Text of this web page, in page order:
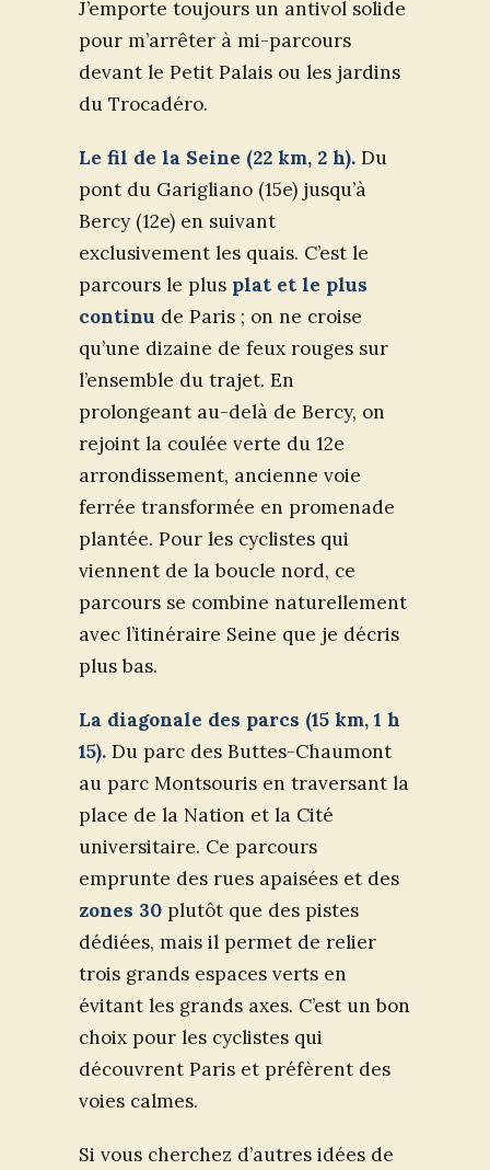
J’emporte toujours un antivol solide
pour m’arrêter à mi-parcours
devant le Petit Palais ou les jardins
du Trocadéro.
Le fil de la Seine (22 km, 2 h). Du
pont du Garigliano (15e) jusqu’à
Bercy (12e) en suivant
exclusivement les quais. C’est le
parcours le plus plat et le plus
continu de Paris ; on ne croise
qu’une dizaine de feux rouges sur
l’ensemble du trajet. En
prolongeant au-delà de Bercy, on
rejoint la coulée verte du 12e
arrondissement, ancienne voie
ferrée transformée en promenade
plantée. Pour les cyclistes qui
viennent de la boucle nord, ce
parcours se combine naturellement
avec l’itinéraire Seine que je décris
plus bas.
La diagonale des parcs (15 km, 1 h
15). Du parc des Buttes-Chaumont
au parc Montsouris en traversant la
place de la Nation et la Cité
universitaire. Ce parcours
emprunte des rues apaisées et des
zones 30 plutôt que des pistes
dédiées, mais il permet de relier
trois grands espaces verts en
évitant les grands axes. C’est un bon
choix pour les cyclistes qui
découvrent Paris et préfèrent des
voies calmes.
Si vous cherchez d’autres idées de